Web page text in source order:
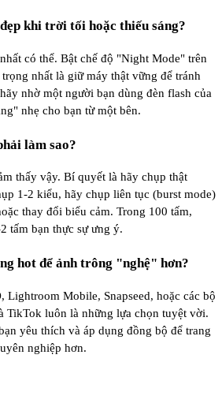
khi trời tối hoặc thiếu sáng?
có thể. Bật chế độ "Night Mode" trên
nhất là giữ máy thật vững để tránh
nhờ một người bạn dùng đèn flash của
nhẹ cho bạn từ một bên.
làm sao?
thấy vậy. Bí quyết là hãy chụp thật
1-2 kiểu, hãy chụp liên tục (burst mode)
thay đổi biểu cảm. Trong 100 tấm,
tấm bạn thực sự ưng ý.
hot để ảnh trông "nghệ" hơn?
Lightroom Mobile, Snapseed, hoặc các bộ
TikTok luôn là những lựa chọn tuyệt vời.
yêu thích và áp dụng đồng bộ để trang
nghiệp hơn.